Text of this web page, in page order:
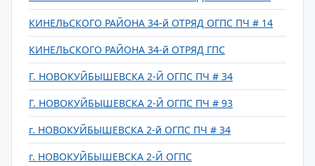
КИНЕЛЬСКОГО РАЙОНА 34-й ОТРЯД ОГПС ПЧ # 14
КИНЕЛЬСКОГО РАЙОНА 34-й ОТРЯД ГПС
Г. НОВОКУЙБЫШЕВСКА 2-Й ОГПС ПЧ # 34
Г. НОВОКУЙБЫШЕВСКА 2-Й ОГПС ПЧ # 93
г. НОВОКУЙБЫШЕВСКА 2-й ОГПС ПЧ # 34
г. НОВОКУЙБЫШЕВСКА 2-Й ОГПС